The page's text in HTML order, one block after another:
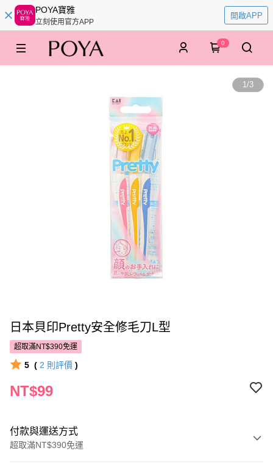
POYA寶雅
立刻使用官方APP
開啟APP
0
1/3
日本貝印Pretty安全修毛刀L型
超取滿NT$390免運
5 ( 2 則評價 )
NT$99
付款與運送方式
超取滿NT$390免運